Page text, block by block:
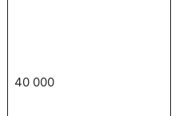
40 000